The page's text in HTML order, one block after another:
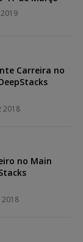
Carreira no
2018
no Main
2018